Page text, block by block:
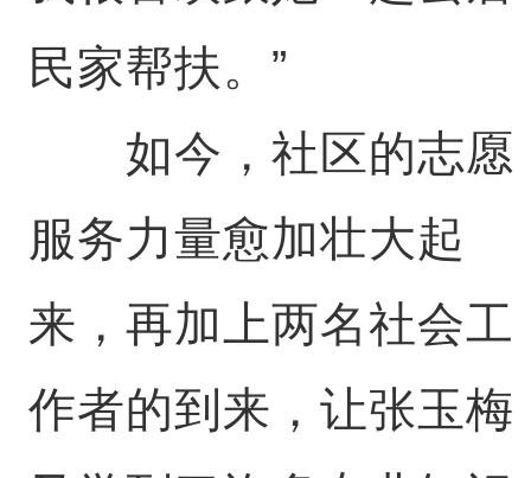
民家帮扶。”
如今，社区的志愿
服务力量愈加壮大起
来，再加上两名社会工
作者的到来，让张玉梅